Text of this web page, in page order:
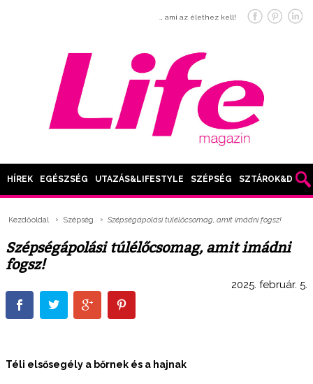
… ami az élethez kell!
HÍREK EGÉSZSÉG UTAZÁS&LIFESTYLE SZÉPSÉG SZTÁROK&DIVAT
Kezdőoldal Szépség Szépségápolási túlélőcsomag, amit imádni fogsz!
Szépségápolási túlélőcsomag, amit imádni
fogsz!
2025. február. 5.
Téli elsősegély a bőrnek és a hajnak